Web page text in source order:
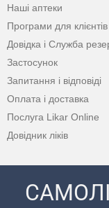
Наші аптеки
Програми для клієнтів
Довідка і Служба
Застосунок
Запитання і відповіді
Оплата і доставка
Послуга Likar Online
Довідник ліків